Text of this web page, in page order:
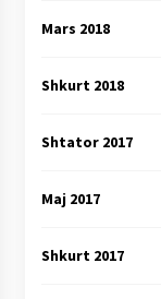
Mars 2018
Shkurt 2018
Shtator 2017
Maj 2017
Shkurt 2017